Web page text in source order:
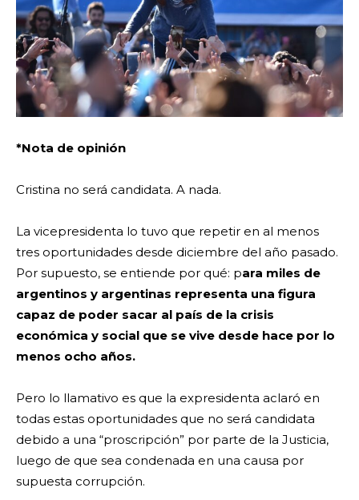
*Nota de opinión
Cristina no será candidata. A nada.
La vicepresidenta lo tuvo que repetir en al menos
tres oportunidades desde diciembre del año pasado.
Por supuesto, se entiende por qué: para miles de
argentinos y argentinas representa una figura
capaz de poder sacar al país de la crisis
económica y social que se vive desde hace por lo
menos ocho años.
Pero lo llamativo es que la expresidenta aclaró en
todas estas oportunidades que no será candidata
debido a una “proscripción” por parte de la Justicia,
luego de que sea condenada en una causa por
supuesta corrupción.